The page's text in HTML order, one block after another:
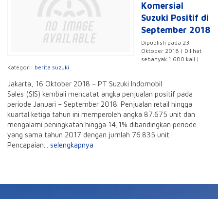
Komersial
Suzuki Positif di
September 2018
Dipublish pada 23
Oktober 2018 | Dilihat
sebanyak 1.680 kali |
Kategori: berita suzuki
Jakarta, 16 Oktober 2018 – PT Suzuki Indomobil
Sales (SIS) kembali mencatat angka penjualan positif pada
periode Januari – September 2018. Penjualan retail hingga
kuartal ketiga tahun ini memperoleh angka 87.675 unit dan
mengalami peningkatan hingga 14,1% dibandingkan periode
yang sama tahun 2017 dengan jumlah 76.835 unit.
Pencapaian... selengkapnya